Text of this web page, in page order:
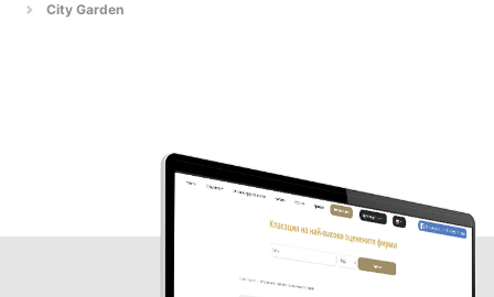
City Garden